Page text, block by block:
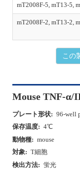
mT2008F-5, mT13-5,
mT2008F-2, mT13-2,
この
Mouse TNF-α/
プレート形状: 96-well
保存温度: 4℃
動物種: mouse
対象: T細胞
検出方法: 蛍光